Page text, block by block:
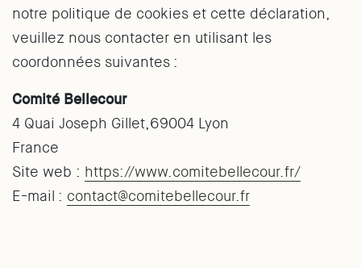
notre politique de cookies et cette déclaration,
veuillez nous contacter en utilisant les
coordonnées suivantes :
Comité Bellecour
4 Quai Joseph Gillet,69004 Lyon
France
Site web : https://www.comitebellecour.fr/
E-mail : contact@comitebellecour.fr